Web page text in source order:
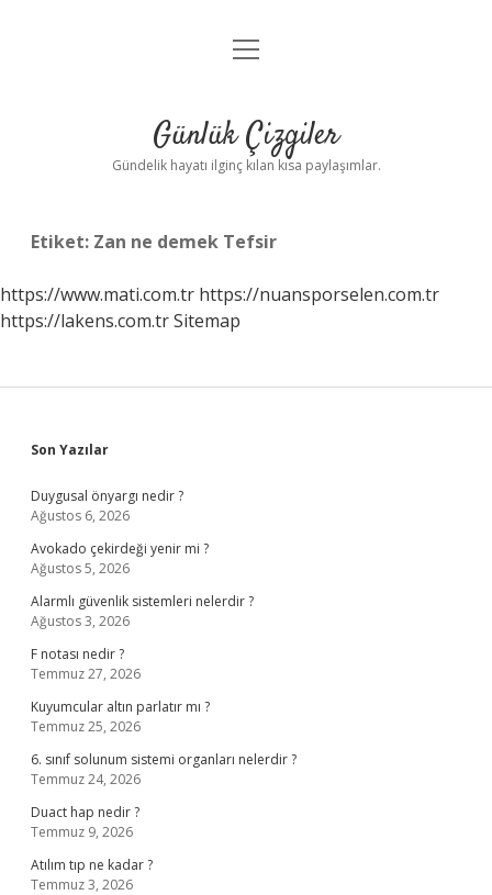
Anasayfa
Yasal Uyarı
menüyü
Günlük Çizgiler
Gündelik hayatı ilginç kılan kısa paylaşımlar.
Etiket: Zan ne demek Tefsir
https://www.mati.com.tr https://nuansporselen.com.tr
https://lakens.com.trSitemap
Sidebar
Son Yazılar
Duygusal önyargı nedir ?
Ağustos 6, 2026
Avokado çekirdeği yenir mi ?
Ağustos 5, 2026
Alarmlı güvenlik sistemleri nelerdir ?
Ağustos 3, 2026
F notası nedir ?
Temmuz 27, 2026
Kuyumcular altın parlatır mı ?
Temmuz 25, 2026
6. sınıf solunum sistemi organları nelerdir ?
Temmuz 24, 2026
Duact hap nedir ?
Temmuz 9, 2026
Atılım tıp ne kadar ?
Temmuz 3, 2026